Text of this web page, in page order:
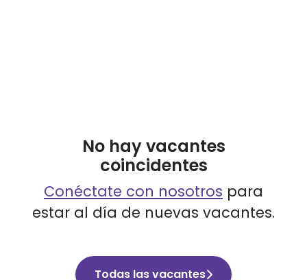
No hay vacantes
coincidentes
Conéctate con nosotros para
estar al día de nuevas vacantes.
Todas las vacantes